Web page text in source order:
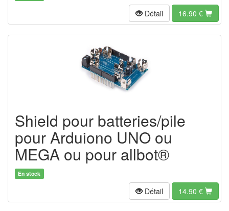
Détail 16.90 €
Shield pour batteries/pile
pour Arduiono UNO ou
MEGA ou pour allbot®
En stock
Détail 14.90 €